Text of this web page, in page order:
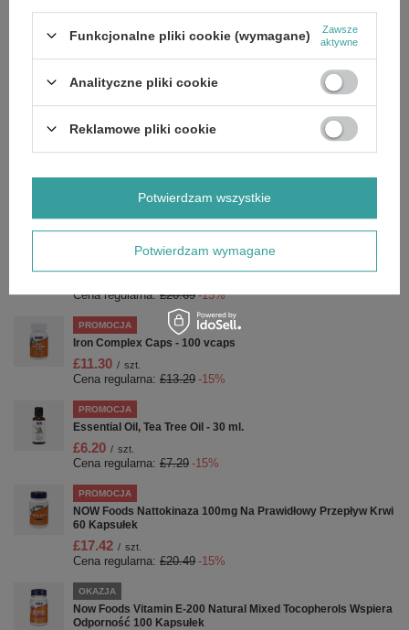
Marka NOW Foods
Forma Pakowania P
i Paznokci 250 Tabletek
szt.
L-Glutamine, 1000mg - 120 vcaps
Cena regularna:£20.69 -15%
PROMOCJA
Iron Complex Caps - 100 vcaps
£11.30 / szt.
Cena regularna: £13.29 -15%
PROMOCJA
Essential Oil, Tea Tree Oil - 30 ml.
£6.20 / szt.
Cena regularna: £7.29 -15%
PROMOCJA
NOW Foods Nattokinaza 100mg Na Prawidłowy Przepływ Krwi
60 Kapsułek
£17.42 / szt.
Cena regularna: £20.49 -15%
OKAZJA
Now Foods Vitamin E-200 Natural Mixed Tocopherols Wspiera
Odporność 100 Kapsułek
Funkcjonalne pliki cookie (wymagane)
Zawsze
aktywne
Analityczne pliki cookie
Reklamowe pliki cookie
Potwierdzam wymagane
Potwierdzam wszystkie